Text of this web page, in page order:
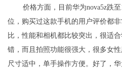
价格方面，目前华为nova5z跌
位，购买过这款手机的用户评价都
比，性能和相机都比较突出，很适
错，而且拍照功能很强大，很多女
尺寸适中，单手操作方便。好了，